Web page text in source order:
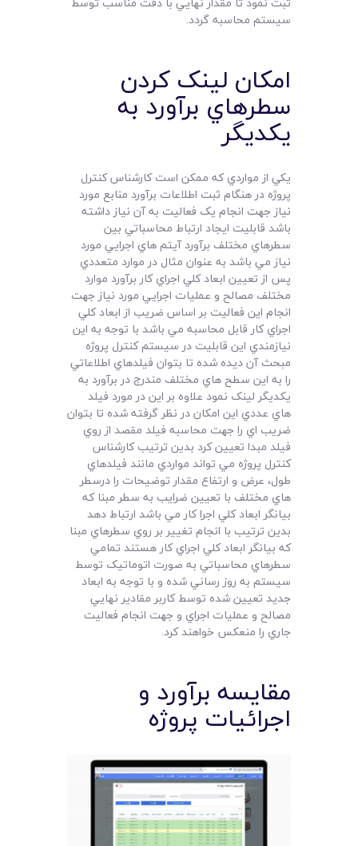
سيستم محاسبه گردد.
امکان لينک کردن
سطرهاي برآورد به
يکديگر
يکي از مواردي که ممکن است کارشناس کنترل
پروژه در هنگام ثبت اطلاعات برآورد منابع مورد
نياز جهت انجام يک فعاليت به آن نياز داشته
باشد قابليت ايجاد ارتباط محاسباتي بين
سطرهاي مختلف برآورد آيتم هاي اجرايي مورد
نياز مي باشد به عنوان مثال در موارد متعددي
پس از تعيين ابعاد کلي اجراي کار برآورد موارد
مختلف مصالح و عمليات اجرايي مورد نياز جهت
انجام اين فعاليت بر اساس ضريب از ابعاد کلي
اجراي کار قابل محاسبه مي باشد با توجه به اين
نيازمندي اين قابليت در سيستم کنترل پروژه
مبحث آن ديده شده تا بتوان فيلدهاي اطلاعاتي
را به اين سطح هاي مختلف مندرج در برآورد به
يکديگر لينک نمود علاوه بر اين در مورد فيلد
هاي عددي اين امکان در نظر گرفته شده تا بتوان
ضريب اي را جهت محاسبه فيلد مقصد از روي
فيلد مبدا تعيين کرد بدين ترتيب کارشناس
کنترل پروژه مي تواند مواردي مانند فيلدهاي
طول، عرض و ارتفاع مقدار توضيحات را درسطر
هاي مختلف با تعيين ضرايب به سطر مبنا که
بيانگر ابعاد کلي اجرا کار مي باشد ارتباط دهد
بدين ترتيب با انجام تغيير بر روي سطرهاي مبنا
که بيانگر ابعاد کلي اجراي کار هستند تمامي
سطرهاي محاسباتي به صورت اتوماتيک توسط
سيستم به روز رساني شده و با توجه به ابعاد
جديد تعيين شده توسط کاربر مقادير نهايي
مصالح و عمليات اجراي و جهت انجام فعاليت
جاري را منعکس خواهند کرد.
مقايسه برآورد و
اجرائيات پروژه